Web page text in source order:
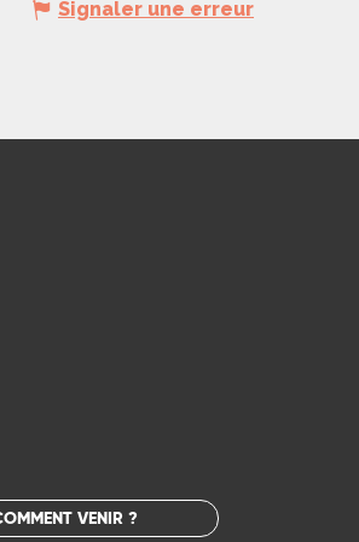
Signaler une erreur
VENIR ?